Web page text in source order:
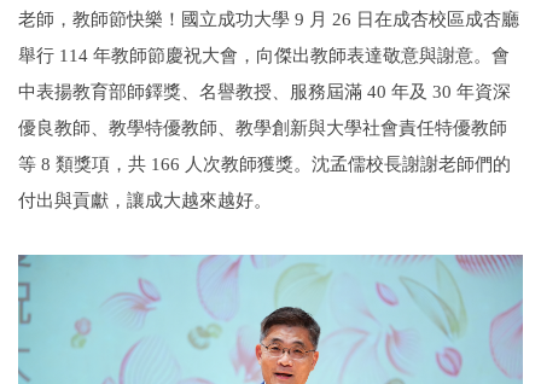
老師，教師節快樂！國立成功大學 9 月 26 日在成杏校區成杏廳
舉行 114 年教師節慶祝大會，向傑出教師表達敬意與謝意。會
中表揚教育部師鐸獎、名譽教授、服務屆滿 40 年及 30 年資深
優良教師、教學特優教師、教學創新與大學社會責任特優教師
等 8 類獎項，共 166 人次教師獲獎。沈孟儒校長謝謝老師們的
付出與貢獻，讓成大越來越好。